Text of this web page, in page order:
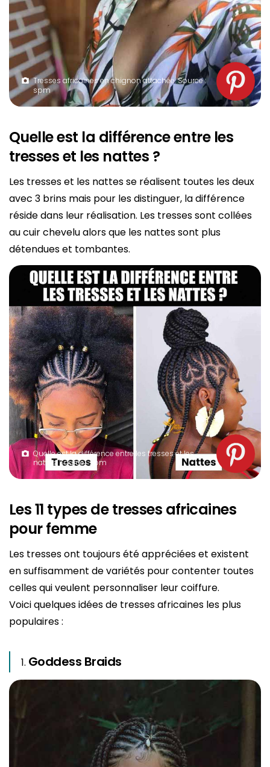
Tresses africaines en chignon attachée. Source :
spm
Quelle est la différence entre les
tresses et les nattes ?
Les tresses et les nattes se réalisent toutes les deux
avec 3 brins mais pour les distinguer, la différence
réside dans leur réalisation. Les tresses sont collées
au cuir chevelu alors que les nattes sont plus
détendues et tombantes.
Quelle est la différence entre les tresses et les
nattes. Source : spm
Les 11 types de tresses africaines
pour femme
Les tresses ont toujours été appréciées et existent
en suffisamment de variétés pour contenter toutes
celles qui veulent personnaliser leur coiffure.
Voici quelques idées de tresses africaines les plus
populaires :
Goddess Braids